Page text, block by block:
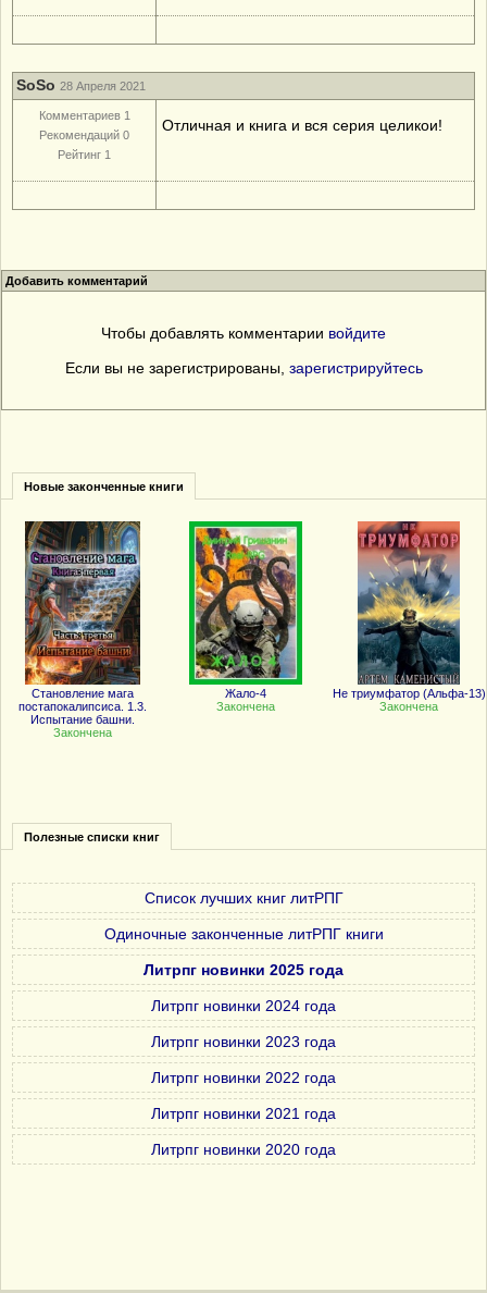
SoSo 28 Апреля 2021
Комментариев 1
Рекомендаций 0
Рейтинг 1
Отличная и книга и вся серия целикои!
Добавить комментарий
Чтобы добавлять комментарии войдите
Если вы не зарегистрированы, зарегистрируйтесь
Новые законченные книги
Становление мага
постапокалипсиса. 1.3.
Испытание башни.
Закончена
Жало-4
Закончена
Не триумфатор (Альфа-13)
Закончена
Полезные списки книг
Список лучших книг литРПГ
Одиночные законченные литРПГ книги
Литрпг новинки 2025 года
Литрпг новинки 2024 года
Литрпг новинки 2023 года
Литрпг новинки 2022 года
Литрпг новинки 2021 года
Литрпг новинки 2020 года